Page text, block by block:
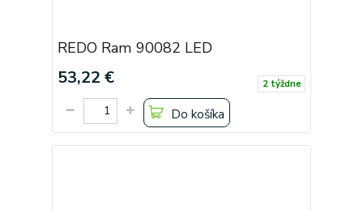
REDO Ram 90082 LED
53,22 € 2 týždne
Do košíka